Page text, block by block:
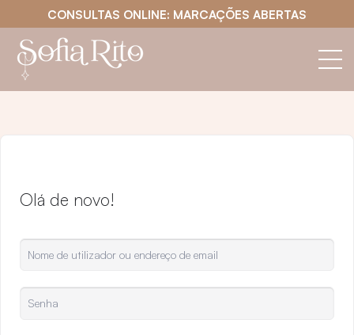
CONSULTAS ONLINE: MARCAÇÕES ABERTAS
Olá de novo!